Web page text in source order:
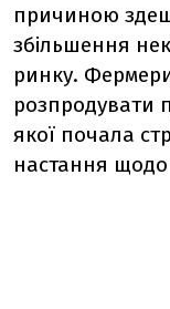
причиною
збільшення
ринку.
розпродувати
якої почала
настання щодо